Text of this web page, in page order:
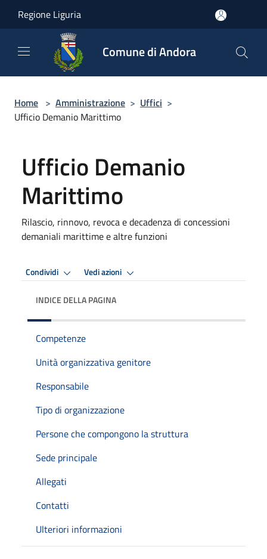
Regione Liguria
Comune di Andora
Home > Amministrazione > Uffici >
Ufficio Demanio Marittimo
Ufficio Demanio
Marittimo
Rilascio, rinnovo, revoca e decadenza di concessioni
demaniali marittime e altre funzioni
Condividi Vedi azioni
INDICE DELLA PAGINA
Competenze
Unità organizzativa genitore
Responsabile
Tipo di organizzazione
Persone che compongono la struttura
Sede principale
Allegati
Contatti
Ulteriori informazioni